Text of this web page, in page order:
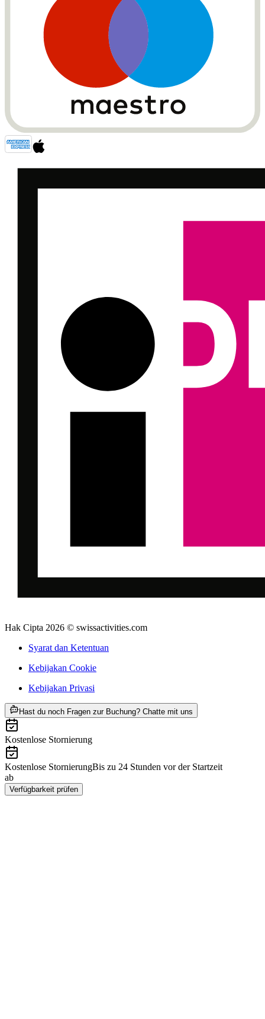
Hak Cipta 2026 © swissactivities.com
Syarat dan Ketentuan
Kebijakan Cookie
Kebijakan Privasi
Hast du noch Fragen zur Buchung? Chatte mit uns
Kostenlose Stornierung
Kostenlose StornierungBis zu 24 Stunden vor der Startzeit
ab
Verfügbarkeit prüfen